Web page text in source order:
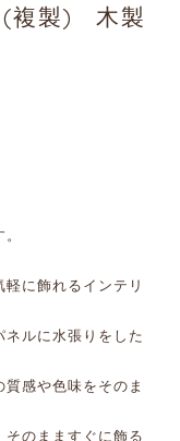
(複製) 木製
に飾れるインテリ
ルに水張りをした
感や色味をそのま
のまますぐに飾る